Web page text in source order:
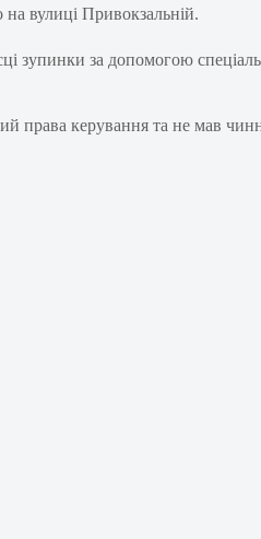
вулиці Привокзальній.
зупинки за допомогою
права керування та не мав